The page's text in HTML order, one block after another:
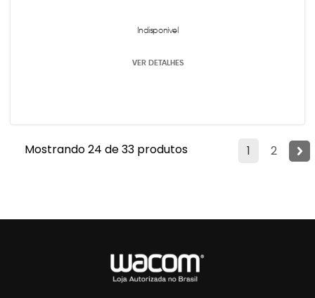
Indisponível
VER DETALHES
1 2
Mostrando 24 de 33 produtos